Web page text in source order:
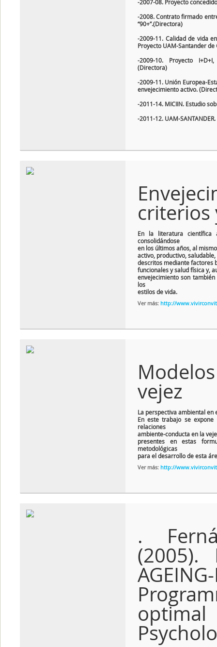
-2007-08. Proyecto
-2008. Contrato firmado
“90+”.(Directora)
-2009-11. Calidad de vida
Proyecto UAM-Santander
-2009-10. Proyecto I+D+I,
(Directora)
-2009-11. Unión Europea-
envejecimiento activo.
-2011-14. MICIIN. Estudio
-2011-12. UAM-
criterios
En la literatura científica
consolidándose
en los últimos años, al
activo, productivo,
descritos mediante factores
funcionales y salud física y,
envejecimiento son
los
estilos de vida.
Ver más: http://
vejez
La perspectiva ambiental en
En este trabajo se
relaciones
ambiente-conducta en la
presentes en estas
metodológicas
para el desarrollo de esta
Ver más: http://
.
(2005).